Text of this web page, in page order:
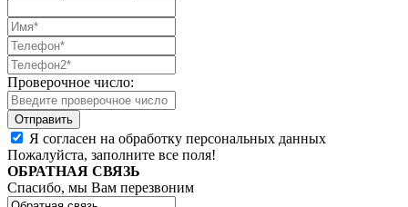
Проверочное число:
Я согласен на обработку персональных данных
Пожалуйста, заполните все поля!
ОБРАТНАЯ СВЯЗЬ
Спасибо, мы Вам перезвоним